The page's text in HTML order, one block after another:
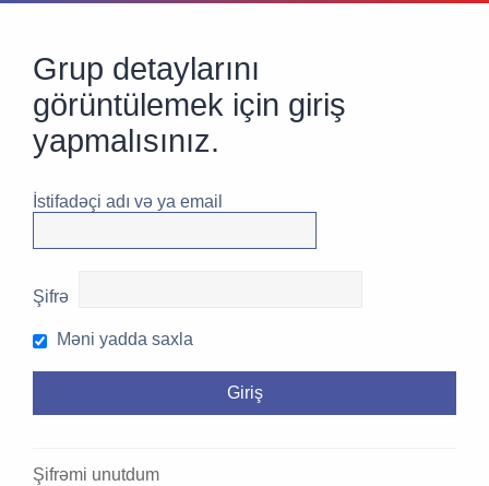
Grup detaylarını
görüntülemek için giriş
yapmalısınız.
İstifadəçi adı və ya email
Şifrə
Məni yadda saxla
Şifrəmi unutdum